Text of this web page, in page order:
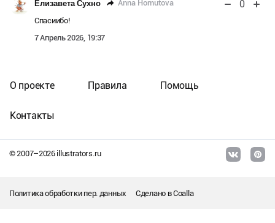
Елизавета Сухно Anna Homutova 0
Спасиибо!
7 Апрель 2026, 19:37
© 2007–2026illustrators.ru
О проекте Правила Помощь
Контакты
Политика обработки пер. данных Сделано вCoalla